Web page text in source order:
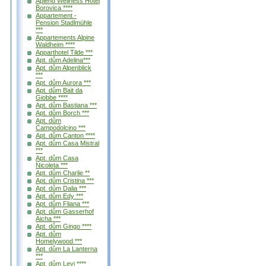
Borovica ****
Appartement -
Pension Stadlmühle
***
Appartements Alpine
Waldheim ****
Apparthotel Tilde ***
Apt. dům Adelina***
Apt. dům Alpenblick
***
Apt. dům Aurora ***
Apt. dům Bait da
Giobbe ****
Apt. dům Bastiana ***
Apt. dům Borch ***
Apt. dům
Campodolcino ***
Apt. dům Canton ****
Apt. dům Casa Mistral
***
Apt. dům Casa
Nicoleta ***
Apt. dům Charlie **
Apt. dům Cristina ***
Apt. dům Dalia ***
Apt. dům Edy ***
Apt. dům Fliana ***
Apt. dům Gasserhof
Aicha ***
Apt. dům Gingo ****
Apt. dům
Homelywood ***
Apt. dům La Lanterna
***
Apt. dům Levi ****